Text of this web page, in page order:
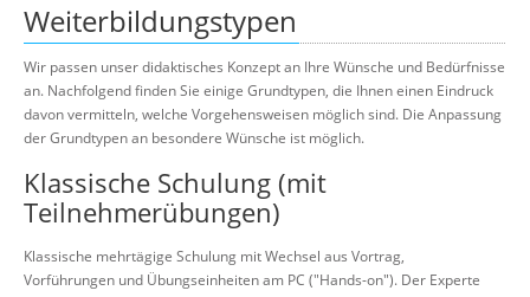
Weiterbildungstypen
Wir passen unser didaktisches Konzept an Ihre Wünsche und Bedürfnisse
an. Nachfolgend finden Sie einige Grundtypen, die Ihnen einen Eindruck
davon vermitteln, welche Vorgehensweisen möglich sind. Die Anpassung
der Grundtypen an besondere Wünsche ist möglich.
Klassische Schulung (mit
Teilnehmerübungen)
Klassische mehrtägige Schulung mit Wechsel aus Vortrag,
Vorführungen und Übungseinheiten am PC ("Hands-on"). Der Experte